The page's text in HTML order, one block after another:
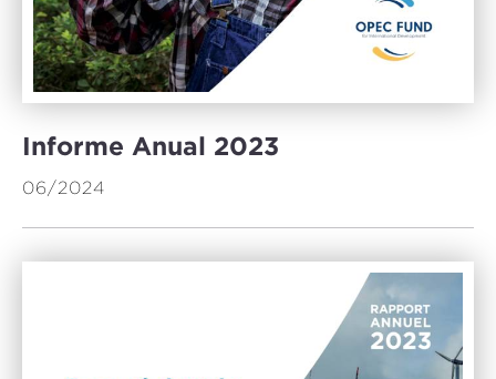
Informe Anual 2023
06/2024